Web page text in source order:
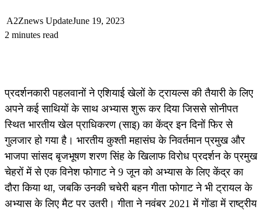
A2Znews UpdateJune 19, 2023
2 minutes read
प्रदर्शनकारी पहलवानों ने एशियाई खेलों के ट्रायल्स की तैयारी के लिए
अपने कई साथियों के साथ अभ्यास शुरू कर दिया जिससे सोनीपत
स्थित भारतीय खेल प्राधिकरण (साइ) का केंद्र इन दिनों फिर से
गुलजार हो गया है। भारतीय कुश्ती महासंघ के निवर्तमान प्रमुख और
भाजपा सांसद बृजभूषण शरण सिंह के खिलाफ विरोध प्रदर्शन के प्रमुख
चेहरों में से एक विनेश फोगाट ने 9 जून को अभ्यास के लिए केंद्र का
दौरा किया था, जबकि उनकी चचेरी बहन गीता फोगाट ने भी ट्रायल के
अभ्यास के लिए मैट पर उतरी। गीता ने नवंबर 2021 में गोंडा में राष्ट्रीय